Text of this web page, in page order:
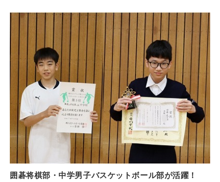
囲碁将棋部・中学男子バスケットボール部が活躍！